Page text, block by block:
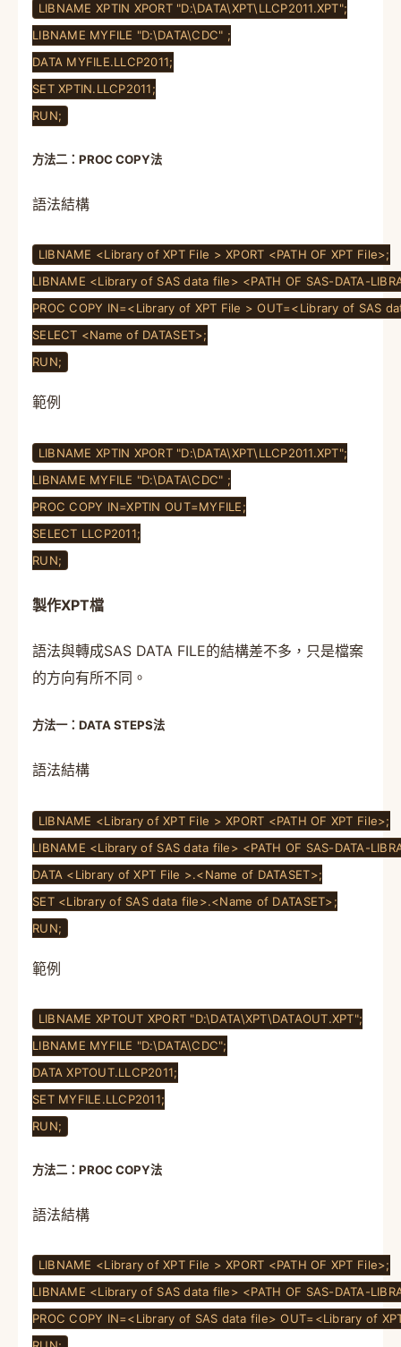
LIBNAME XPTIN XPORT "D:\DATA\XPT\LLCP2011.XPT";
LIBNAME MYFILE "D:\DATA\CDC" ;
DATA MYFILE.LLCP2011;
SET XPTIN.LLCP2011;
RUN;
方法二：PROC COPY法
語法結構
LIBNAME <Library of XPT File > XPORT <PATH OF XPT File>;
LIBNAME <Library of SAS data file> <PATH OF SAS-DATA-
PROC COPY IN=<Library of XPT File > OUT=<Library of SAS
SELECT <Name of DATASET>;
RUN;
範例
LIBNAME XPTIN XPORT "D:\DATA\XPT\LLCP2011.XPT";
LIBNAME MYFILE "D:\DATA\CDC" ;
PROC COPY IN=XPTIN OUT=MYFILE;
SELECT LLCP2011;
RUN;
製作XPT檔
語法與轉成SAS DATA FILE的結構差不多，只是檔案
的方向有所不同。
方法一：DATA STEPS法
語法結構
LIBNAME <Library of XPT File > XPORT <PATH OF XPT File>;
LIBNAME <Library of SAS data file> <PATH OF SAS-DATA-
DATA <Library of XPT File >.<Name of DATASET>;
SET <Library of SAS data file>.<Name of DATASET>;
RUN;
範例
LIBNAME XPTOUT XPORT "D:\DATA\XPT\DATAOUT.XPT";
LIBNAME MYFILE "D:\DATA\CDC";
DATA XPTOUT.LLCP2011;
SET MYFILE.LLCP2011;
RUN;
方法二：PROC COPY法
語法結構
LIBNAME <Library of XPT File > XPORT <PATH OF XPT File>;
LIBNAME <Library of SAS data file> <PATH OF SAS-DATA-
PROC COPY IN=<Library of SAS data file> OUT=<Library of